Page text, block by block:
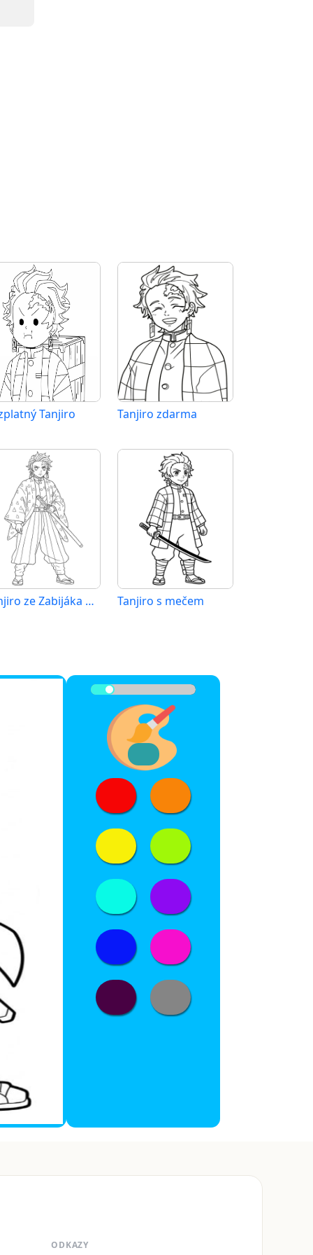
Tanjiro Tanjiro zdarma
Tanjiro ze Zabijáka démonů Tanjiro s mečem
ODKAZY